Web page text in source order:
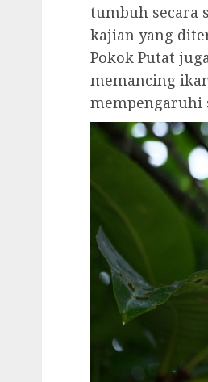
tumbuh secara
kajian yang
Pokok Putat
memancing
mempengaruhi